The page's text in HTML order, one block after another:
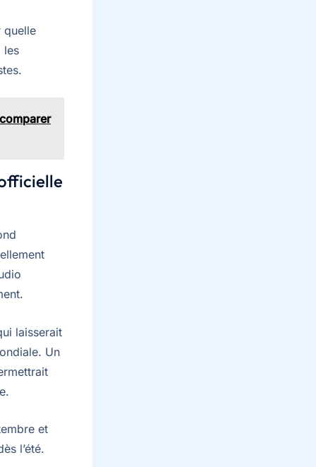
quelle
les
laisserait
Un
et
l’été.